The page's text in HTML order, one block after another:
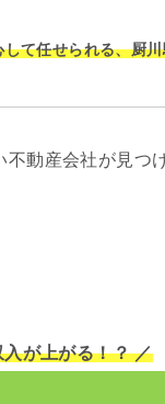
て任せられる、厨
動産会社が見つ
が上がる！？ ／